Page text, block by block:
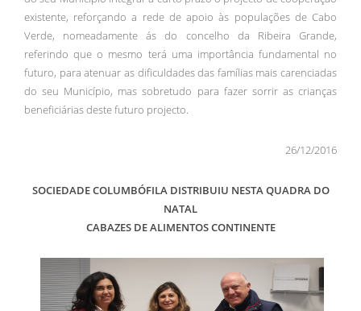
existente, reforçando a rede de apoio às populações de Cabo
Verde, nomeadamente ás do concelho da Ribeira Grande,
referindo que o mesmo terá uma importância fundamental no
futuro, para atenuar as dificuldades das famílias mais carenciadas
do seu Município, mas sobretudo para fazer sorrir as crianças
beneficiárias deste futuro projecto.
26/12/2016
SOCIEDADE COLUMBÓFILA DISTRIBUIU NESTA QUADRA DO
NATAL
CABAZES DE ALIMENTOS CONTINENTE